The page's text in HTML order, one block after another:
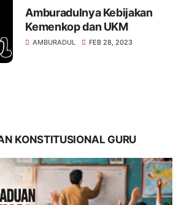
Amburadulnya Kebijakan
Kemenkop dan UKM
AMBURADUL FEB 28, 2023
KONSTITUSIONAL GURU